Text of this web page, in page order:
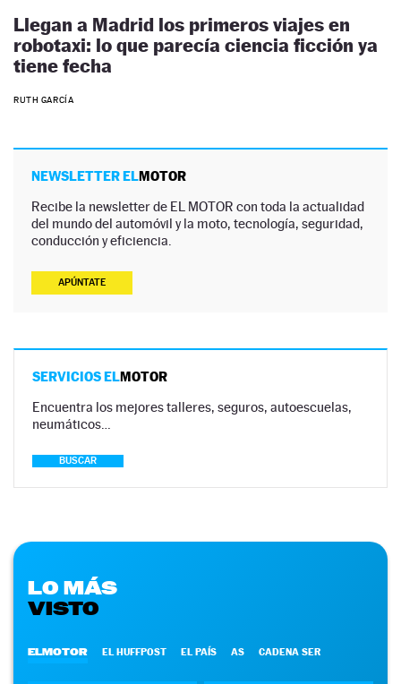
Llegan a Madrid los primeros viajes en
robotaxi: lo que parecía ciencia ficción ya
tiene fecha
RUTH GARCÍA
NEWSLETTER ELMOTOR
Recibe la newsletter de EL MOTOR con toda la actualidad
del mundo del automóvil y la moto, tecnología, seguridad,
conducción y eficiencia.
APÚNTATE
SERVICIOS ELMOTOR
Encuentra los mejores talleres, seguros, autoescuelas,
neumáticos…
BUSCAR
LO MÁS
VISTO
ELMOTOR EL HUFFPOST EL PAÍS AS CADENA SER